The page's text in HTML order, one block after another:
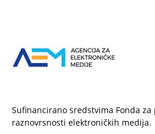
Sufinancirano sredstvima Fonda
raznovrsnosti elektroničkih medija.